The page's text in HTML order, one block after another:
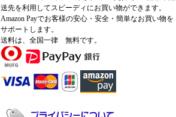
送先を利用してスピーディにお買い物ができます。
Amazon Payでお客様の安心・安全・簡単なお買い物を
サポートします。
送料は、全国一律 無料です。